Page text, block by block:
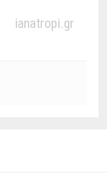
ianatropi.gr